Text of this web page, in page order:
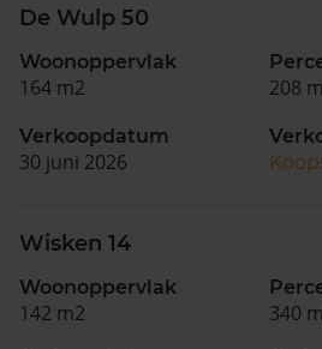
De Wulp 50
Woonoppervlak
164 m2 208
Verkoopdatum
30 juni 2026
Wisken 14
Woonoppervlak
142 m2 340